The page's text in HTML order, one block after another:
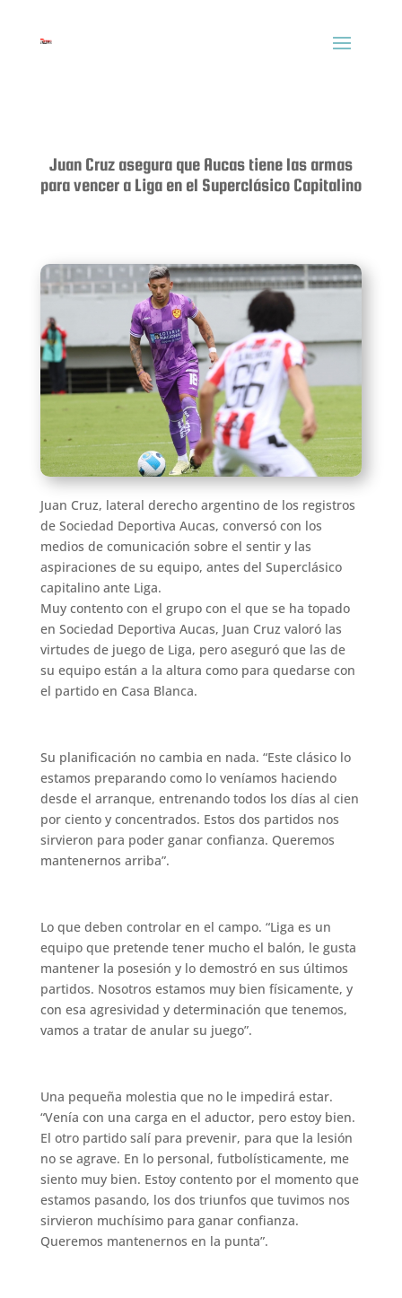
Juan Cruz asegura que Aucas tiene las armas
para vencer a Liga en el Superclásico Capitalino
Juan Cruz, lateral derecho argentino de los registros
de Sociedad Deportiva Aucas, conversó con los
medios de comunicación sobre el sentir y las
aspiraciones de su equipo, antes del Superclásico
capitalino ante Liga.
Muy contento con el grupo con el que se ha topado
en Sociedad Deportiva Aucas, Juan Cruz valoró las
virtudes de juego de Liga, pero aseguró que las de
su equipo están a la altura como para quedarse con
el partido en Casa Blanca.
Su planificación no cambia en nada. “Este clásico lo
estamos preparando como lo veníamos haciendo
desde el arranque, entrenando todos los días al cien
por ciento y concentrados. Estos dos partidos nos
sirvieron para poder ganar confianza. Queremos
mantenernos arriba”.
Lo que deben controlar en el campo. “Liga es un
equipo que pretende tener mucho el balón, le gusta
mantener la posesión y lo demostró en sus últimos
partidos. Nosotros estamos muy bien físicamente, y
con esa agresividad y determinación que tenemos,
vamos a tratar de anular su juego”.
Una pequeña molestia que no le impedirá estar.
“Venía con una carga en el aductor, pero estoy bien.
El otro partido salí para prevenir, para que la lesión
no se agrave. En lo personal, futbolísticamente, me
siento muy bien. Estoy contento por el momento que
estamos pasando, los dos triunfos que tuvimos nos
sirvieron muchísimo para ganar confianza.
Queremos mantenernos en la punta”.